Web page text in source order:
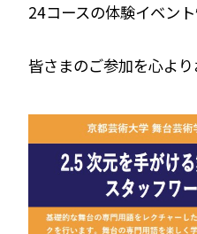
24コースの体験イベン
皆さまのご参加を心より